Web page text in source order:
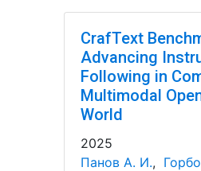
CrafText
Advancing
Following in
Multimodal
World
2025
Панов А. И.,